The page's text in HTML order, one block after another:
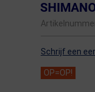
Fietsonderdelen
Fietsonderhoud
Schrijf een
OP=OP!